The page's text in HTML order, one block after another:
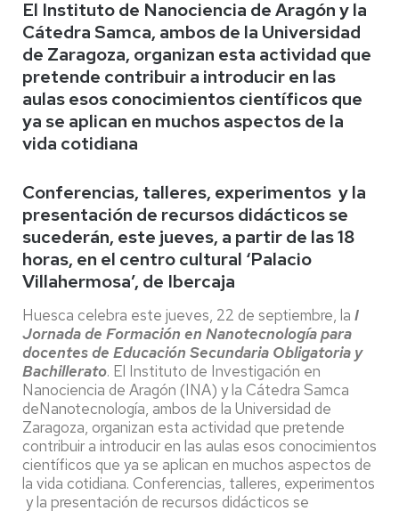
El Instituto de Nanociencia de Aragón y la
Cátedra Samca, ambos de la Universidad
de Zaragoza, organizan esta actividad que
pretende contribuir a introducir en las
aulas esos conocimientos científicos que
ya se aplican en muchos aspectos de la
vida cotidiana
Conferencias, talleres, experimentos y la
presentación de recursos didácticos se
sucederán, este jueves, a partir de las 18
horas, en el centro cultural ‘Palacio
Villahermosa’, de Ibercaja
Huesca celebra este jueves, 22 de septiembre, la I
Jornada de Formación en Nanotecnología para
docentes de Educación Secundaria Obligatoria y
Bachillerato. El Instituto de Investigación en
Nanociencia de Aragón (INA) y la Cátedra Samca
deNanotecnología, ambos de la Universidad de
Zaragoza, organizan esta actividad que pretende
contribuir a introducir en las aulas esos conocimientos
científicos que ya se aplican en muchos aspectos de
la vida cotidiana. Conferencias, talleres, experimentos
y la presentación de recursos didácticos se